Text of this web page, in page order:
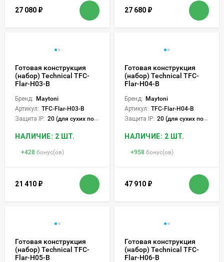
27 080 ₽ 27 680 ₽
Готовая конструкция
(набор) Technical TFC-
Flar-H03-B
Бренд: Maytoni
Артикул: TFC-Flar-H03-B
Защита IP: 20 (для сухих пом.)
НАЛИЧИЕ: 2 ШТ.
+428 бонус(ов)
21 410 ₽
Готовая конструкция
(набор) Technical TFC-
Flar-H04-B
Бренд: Maytoni
Артикул: TFC-Flar-H04-B
Защита IP: 20 (для сухих пом.)
НАЛИЧИЕ: 2 ШТ.
+958 бонус(ов)
47 910 ₽
Готовая конструкция
(набор) Technical TFC-
Flar-H05-B
Готовая конструкция
(набор) Technical TFC-
Flar-H06-B